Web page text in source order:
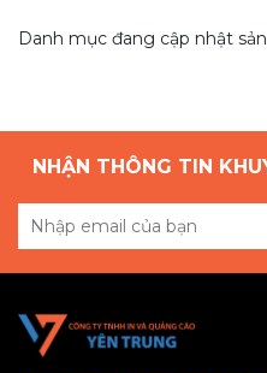
Danh mục đang cập nhật
NHẬN THÔNG TIN